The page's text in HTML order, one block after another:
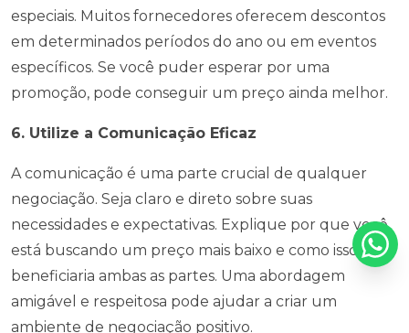
especiais. Muitos fornecedores oferecem descontos
em determinados períodos do ano ou em eventos
específicos. Se você puder esperar por uma
promoção, pode conseguir um preço ainda melhor.
6. Utilize a Comunicação Eficaz
A comunicação é uma parte crucial de qualquer
negociação. Seja claro e direto sobre suas
necessidades e expectativas. Explique por que você
está buscando um preço mais baixo e como isso
beneficiaria ambas as partes. Uma abordagem
amigável e respeitosa pode ajudar a criar um
ambiente de negociação positivo.